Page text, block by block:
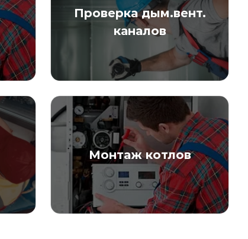
Проверка дым.вент.
каналов
Монтаж котлов